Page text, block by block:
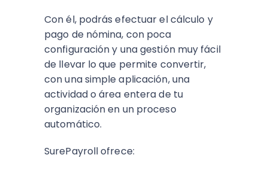
Con él, podrás efectuar el cálculo y
pago de nómina, con poca
configuración y una gestión muy fácil
de llevar lo que permite convertir,
con una simple aplicación, una
actividad o área entera de tu
organización en un proceso
automático.
SurePayroll ofrece: